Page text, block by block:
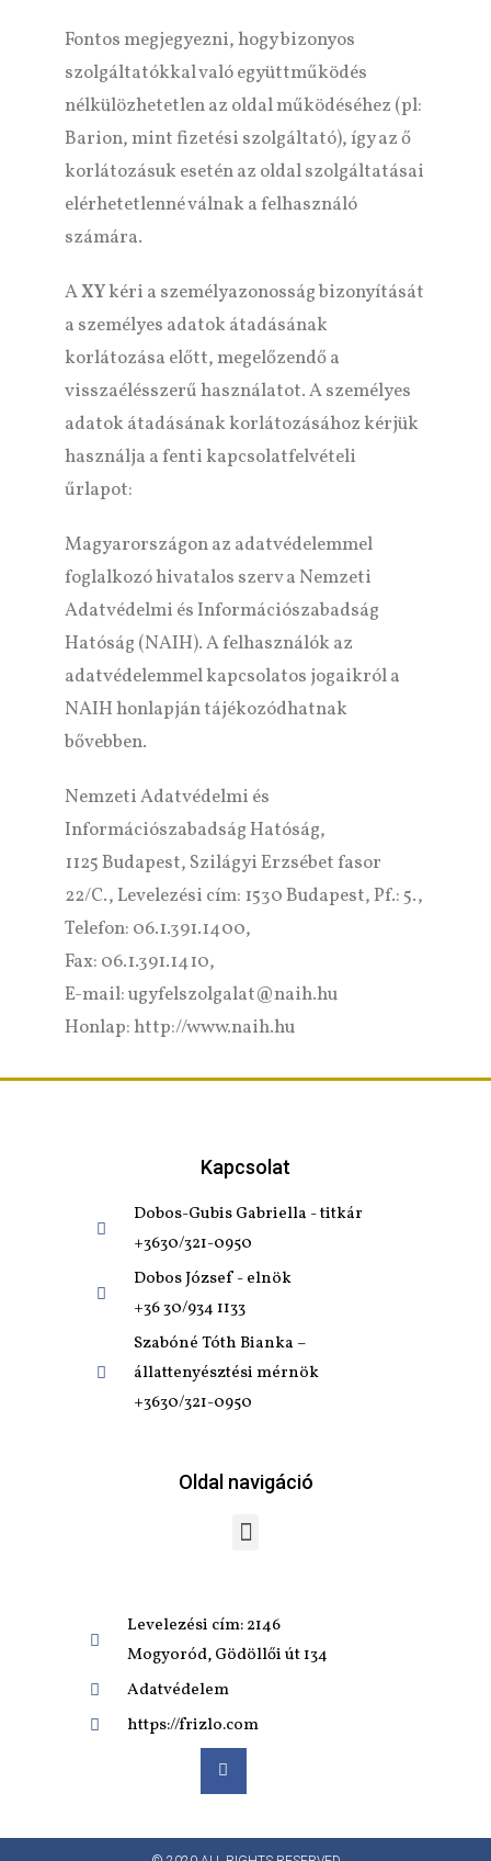
Fontos megjegyezni, hogy bizonyos
szolgáltatókkal való együttműködés
nélkülözhetetlen az oldal működéséhez (pl:
Barion, mint fizetési szolgáltató), így az ő
korlátozásuk esetén az oldal szolgáltatásai
elérhetetlenné válnak a felhasználó
számára.
AXYkéri a személyazonosság bizonyítását
a személyes adatok átadásának
korlátozása előtt, megelőzendő a
visszaélésszerű használatot. A személyes
adatok átadásának korlátozásához kérjük
használja a fenti kapcsolatfelvételi
űrlapot:
Magyarországon az adatvédelemmel
foglalkozó hivatalos szerv a Nemzeti
Adatvédelmi és Információszabadság
Hatóság (NAIH). A felhasználók az
adatvédelemmel kapcsolatos jogaikról a
NAIH honlapján tájékozódhatnak
bővebben.
Nemzeti Adatvédelmi és
Információszabadság Hatóság,
1125 Budapest, Szilágyi Erzsébet fasor
22/C., Levelezési cím: 1530 Budapest, Pf.: 5.,
Telefon: 06.1.391.1400,
Fax: 06.1.391.1410,
E-mail: ugyfelszolgalat@naih.hu
Honlap: http://www.naih.hu
Kapcsolat
Dobos-Gubis Gabriella - titkár
+3630/321-0950
Dobos József - elnök
+36 30/934 1133
Szabóné Tóth Bianka –
állattenyésztési mérnök
+3630/321-0950
Oldal navigáció
Levelezési cím: 2146
Mogyoród, Gödöllői út 134
Adatvédelem
https://frizlo.com